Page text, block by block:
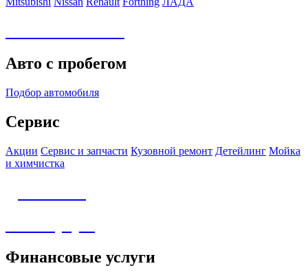
Авто с пробегом
Подбор автомобиля
Сервис
Акции Сервис и запчасти Кузовной ремонт Детейлинг Мойка
и химчистка
Финансовые услуги